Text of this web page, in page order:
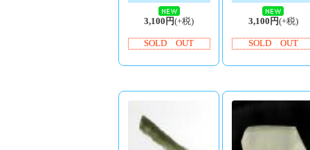
3,100円(+税)
SOLD OUT
3,100円(+税)
SOLD OUT